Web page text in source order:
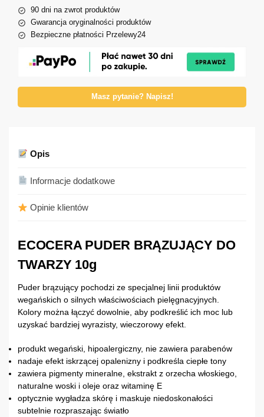
90 dni na zwrot produktów
Gwarancja oryginalności produktów
Bezpieczne płatności Przelewy24
Masz pytanie? Napisz!
Opis
Informacje dodatkowe
Opinie klientów
ECOCERA PUDER BRĄZUJĄCY DO
TWARZY 10g
Puder brązujący pochodzi ze specjalnej linii produktów
wegańskich o silnych właściwościach pielęgnacyjnych.
Kolory można łączyć dowolnie, aby podkreślić ich moc lub
uzyskać bardziej wyrazisty, wieczorowy efekt.
produkt wegański, hipoalergiczny, nie zawiera parabenów
nadaje efekt iskrzącej opalenizny i podkreśla ciepłe tony
zawiera pigmenty mineralne, ekstrakt z orzecha włoskiego,
naturalne woski i oleje oraz witaminę E
optycznie wygładza skórę i maskuje niedoskonałości
subtelnie rozpraszając światło